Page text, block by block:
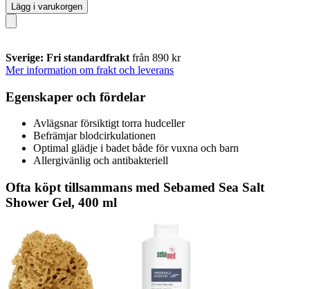
Lägg i varukorgen
Sverige: Fri standardfrakt från 890 kr
Mer information om frakt och leverans
Egenskaper och fördelar
Avlägsnar försiktigt torra hudceller
Befrämjar blodcirkulationen
Optimal glädje i badet både för vuxna och barn
Allergivänlig och antibakteriell
Ofta köpt tillsammans med Sebamed Sea Salt
Shower Gel, 400 ml